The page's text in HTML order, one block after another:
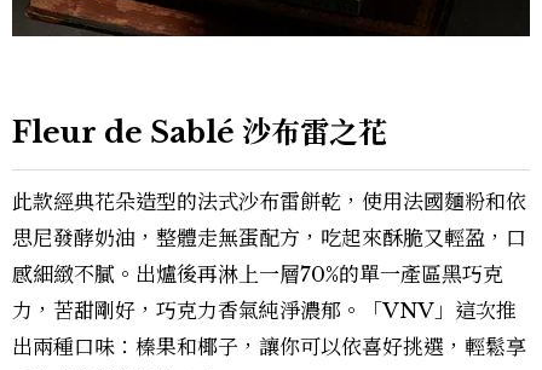
Fleur de Sablé 沙布雷之花
此款經典花朵造型的法式沙布雷餅乾，使用法國麵粉和依
思尼發酵奶油，整體走無蛋配方，吃起來酥脆又輕盈，口
感細緻不膩。出爐後再淋上一層70%的單一產區黑巧克
力，苦甜剛好，巧克力香氣純淨濃郁。「VNV」這次推
出兩種口味：榛果和椰子，讓你可以依喜好挑選，輕鬆享